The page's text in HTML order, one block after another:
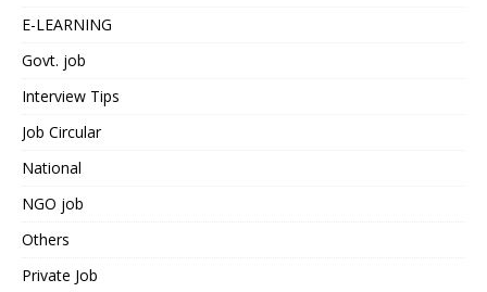
E-LEARNING
Govt. job
Interview Tips
Job Circular
National
NGO job
Others
Private Job